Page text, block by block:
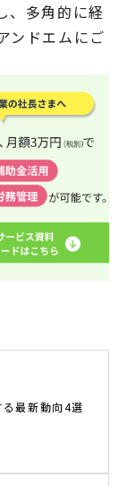
、多角的に経
ンドエムにご
最新動向4選